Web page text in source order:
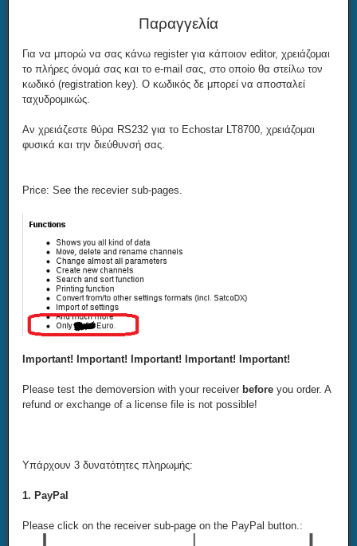
Παραγγελία
Για να μπορώ να σας κάνω register για κάποιον editor, χρειάζομαι
το πλήρες όνομά σας και το e-mail σας, στο οποίο θα στείλω τον
κωδικό (registration key). Ο κωδικός δε μπορεί να αποσταλεί
ταχυδρομικώς.
Αν χρειάζεστε θύρα RS232 για το Echostar LT8700, χρειάζομαι
φυσικά και την διεύθυνσή σας.
Price: See the recevier sub-pages.
Important! Important! Important! Important! Important!
Please test the demoversion with your receiver before you order. A
refund or exchange of a license file is not possible!
Υπάρχουν 3 δυνατότητες πληρωμής:
1. PayPal
Please click on the receiver sub-page on the PayPal button.: